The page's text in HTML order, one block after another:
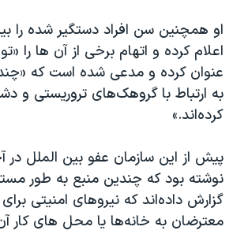
نرگس محمدی برنده جایزه نوبل صلح
همایش محافظه‌کاران آمریکا «سی‌پک»
صفحه‌های ویژه
اعلام کرده و اتهام برخی از آن ها را
عنوان کرده و مدعی شده است که
به ارتباط با گروهک‌های تروریستی و
کرده‌اند.»
پیش از این سازمان عفو بین الملل
نوشته بود که چندین منبع به طور
گزارش داده‌اند که نیروهای امنیتی
معترضان به خانه‌ها یا محل های کار